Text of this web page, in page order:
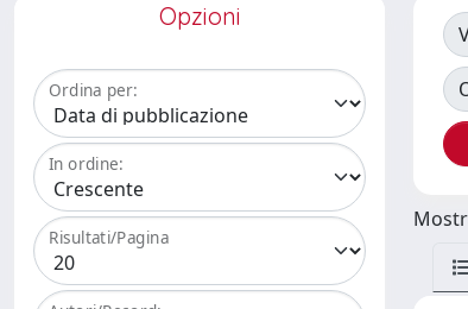
Opzioni
Ordina per:
In ordine:
Risultati/Pagina